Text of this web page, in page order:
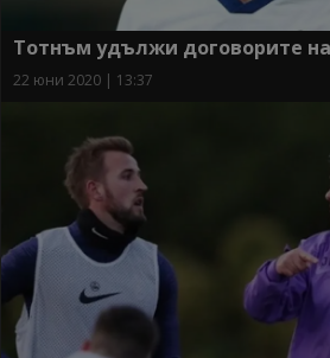
Тотнъм удължи договорите
22 юни 2020 | 13:37